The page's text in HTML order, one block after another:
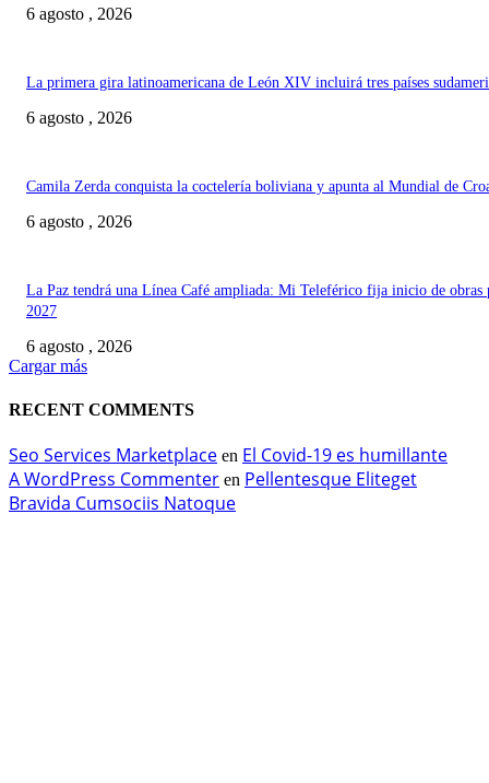
6 agosto , 2026
La primera gira latinoamericana de León XIV incluirá tres países
6 agosto , 2026
Camila Zerda conquista la coctelería boliviana y apunta al Mundial de
6 agosto , 2026
La Paz tendrá una Línea Café ampliada: Mi Teleférico fija inicio de obras
2027
6 agosto , 2026
Cargar más
RECENT COMMENTS
Seo Services Marketplace en El Covid-19 es humillante
A WordPress Commenter en Pellentesque Eliteget
Bravida Cumsociis Natoque